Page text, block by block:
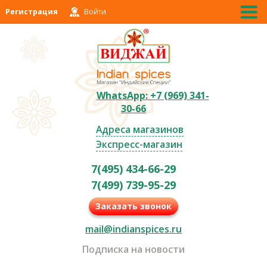
Регистрация Войти
WhatsApp: +7 (969) 341-
30-66
Адреса магазинов
Экспресс-магазин
7(495) 434-66-29
7(499) 739-95-29
Заказать звонок
mail@indianspices.ru
Подписка на новости